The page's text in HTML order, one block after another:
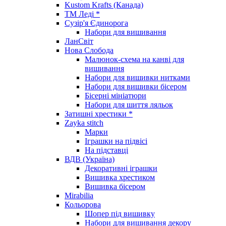
Kustom Krafts (Канада)
ТМ Леді *
Сузір'я Єдинорога
Набори для вишивання
ЛанСвіт
Нова Слобода
Малюнок-схема на канві для
вишивання
Набори для вишивки нитками
Набори для вишивки бісером
Бісерні мініатюри
Набори для шиття ляльок
Затишні хрестики *
Zayka stitch
Марки
Іграшки на підвісі
На підставці
ВДВ (Україна)
Декоративні іграшки
Вишивка хрестиком
Вишивка бісером
Mirabilia
Кольорова
Шопер під вишивку
Набори для вишивання декору